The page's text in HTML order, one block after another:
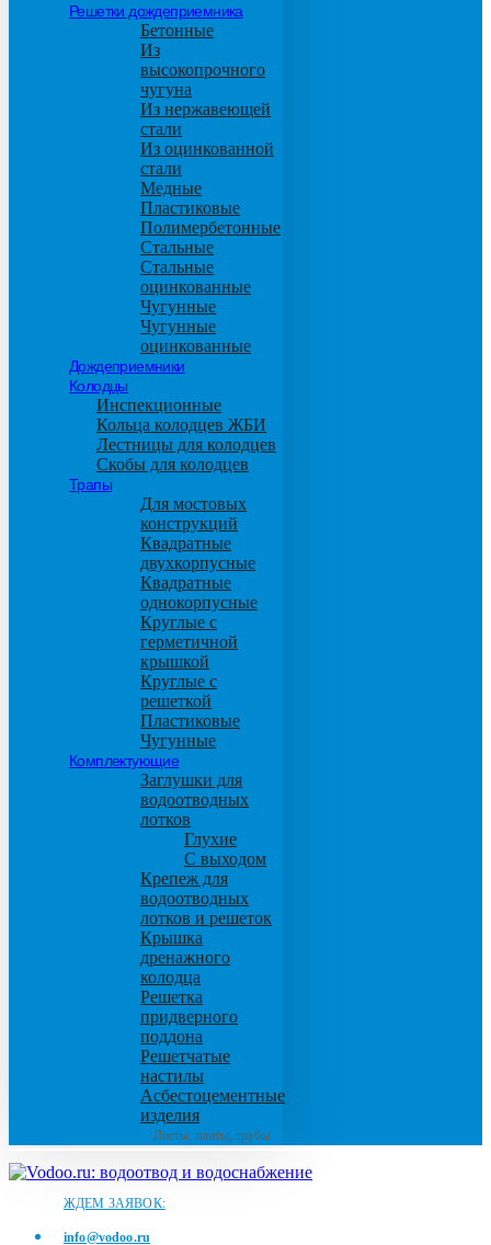
Решетки дождеприемника
Бетонные
Из
высокопрочного
чугуна
Из нержавеющей
стали
Из оцинкованной
стали
Медные
Пластиковые
Полимербетонные
Стальные
Стальные
оцинкованные
Чугунные
Чугунные
оцинкованные
Дождеприемники
Колодцы
Инспекционные
Кольца колодцев ЖБИ
Лестницы для колодцев
Скобы для колодцев
Трапы
Для мостовых
конструкций
Квадратные
двухкорпусные
Квадратные
однокорпусные
Круглые с
герметичной
крышкой
Круглые с
решеткой
Пластиковые
Чугунные
Комплектующие
Заглушки для
водоотводных
лотков
Глухие
С выходом
Крепеж для
водоотводных
лотков и решеток
Крышка
дренажного
колодца
Решетка
придверного
поддона
Решетчатые
настилы
Асбестоцементные
изделия
Листы, плиты, трубы
ЖДЕМ ЗАЯВОК:
info@vodoo.ru